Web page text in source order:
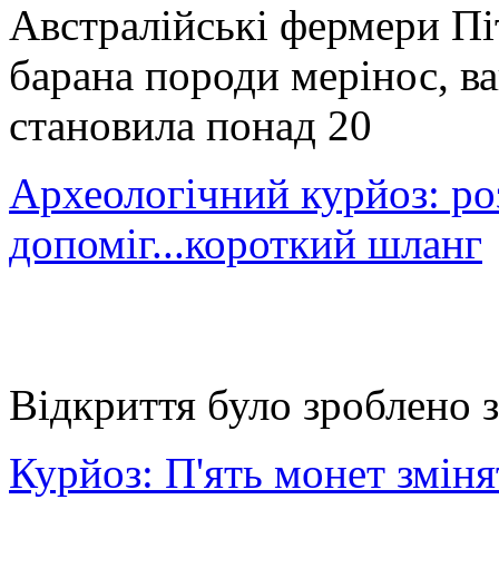
Австралійські фермери
барана породи мерінос,
становила понад 20
Археологічний курйоз:
допоміг...короткий шланг
Відкриття було зроблено
Курйоз: П'ять монет